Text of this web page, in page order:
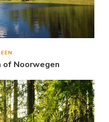
of Noorwegen